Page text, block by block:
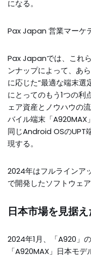
になる。
Pax Japan 営業マーケ
Pax Japanでは、これ
ンナップによって、あ
に応じた“最適な端末選
にとってのもう1つの利
ェア資産とノウハウの
バイル端末「A920MAX
同じAndroid OSのUPT
現する。
2024年はフルラインア
で開発したソフトウェ
日本市場を見据
2024年1月、「A920」
「A920MAX」日本モ